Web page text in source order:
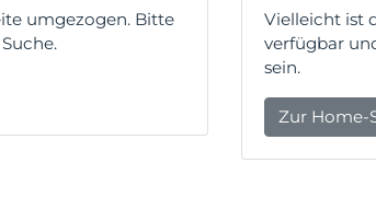
umgezogen. Bitte
Vielleicht ist
verfügbar
sein.
Zur Home-